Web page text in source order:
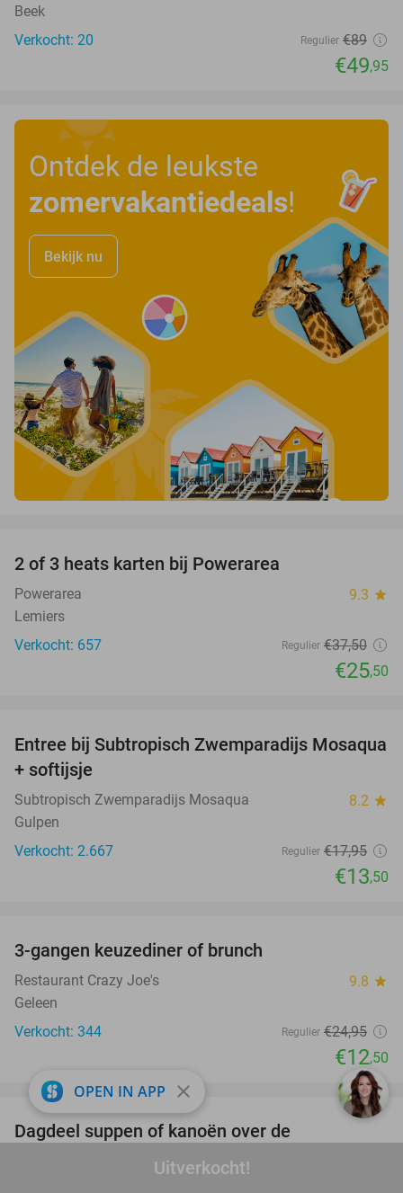
Uitverkocht!
Beek
Verkocht: 20
Regulier €89
€49,95
Ontdek de leukste
zomervakantiedeals!
Bekijk nu
2 of 3 heats karten bij Powerarea
Powerarea 9.3 star
Lemiers
Verkocht: 657
Regulier €37,50
€25,50
25%
Entree bij Subtropisch Zwemparadijs Mosaqua
+ softijsje
Subtropisch Zwemparadijs Mosaqua 8.2 star
Gulpen
Verkocht: 2.667
Regulier €17,95
€13,50
3-gangen keuzediner of brunch
Restaurant Crazy Joe's 9.8 star
Geleen
Verkocht: 344
Regulier €24,95
€12,50
43%
favorite_border
Dagdeel suppen of kanoën over de
OPEN IN APP close